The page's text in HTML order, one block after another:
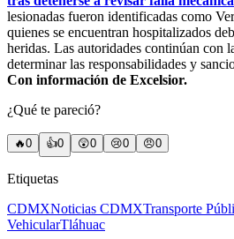
lesionadas fueron identificadas como
quienes se encuentran hospitalizados
heridas. Las autoridades continúan con
determinar las responsabilidades y
Con información de Excelsior.
¿Qué te pareció?
🔥0 👍0 😲0 😢0 😠0
Etiquetas
CDMXNoticias CDMXTransporte
VehicularTláhuac